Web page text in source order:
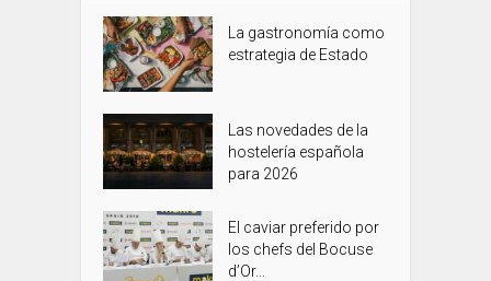
La gastronomía como
estrategia de Estado
Las novedades de la
hostelería española
para 2026
El caviar preferido por
los chefs del Bocuse
d’Or...